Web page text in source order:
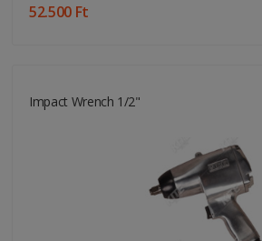
52.500 Ft
Impact Wrench 1/2"